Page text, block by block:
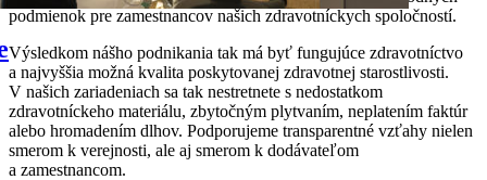
podmienok pre zamestnancov našich zdravotníckych spoločností.
Výsledkom nášho podnikania tak má byť fungujúce zdravotníctvo
a najvyššia možná kvalita poskytovanej zdravotnej starostlivosti.
V našich zariadeniach sa tak nestretnete s nedostatkom
zdravotníckeho materiálu, zbytočným plytvaním, neplatením faktúr
alebo hromadením dlhov. Podporujeme transparentné vzťahy nielen
smerom k verejnosti, ale aj smerom k dodávateľom
a zamestnancom.